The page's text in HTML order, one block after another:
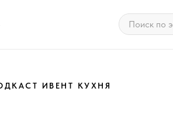
ИВЕНТ КУХНЯ